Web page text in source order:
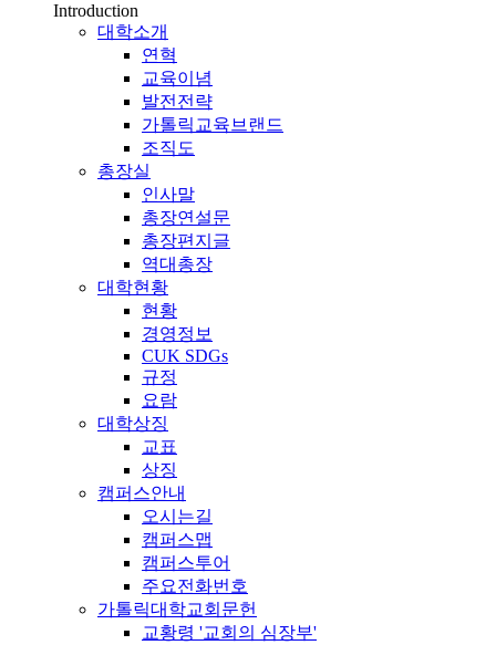
Introduction
대학소개
연혁
교육이념
발전전략
가톨릭교육브랜드
조직도
총장실
인사말
총장연설문
총장편지글
역대총장
대학현황
현황
경영정보
CUK SDGs
규정
요람
대학상징
교표
상징
캠퍼스안내
오시는길
캠퍼스맵
캠퍼스투어
주요전화번호
가톨릭대학교회문헌
교황령 '교회의 심장부'